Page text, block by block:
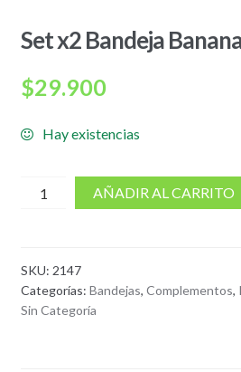
Set x2 Bandeja
$29.900
Hay existencias
cantidad
Bandeja
Banana
AÑADIR AL CARRITO
SKU: 2147
Categorías: Bandejas, Complementos,
Sin Categoría